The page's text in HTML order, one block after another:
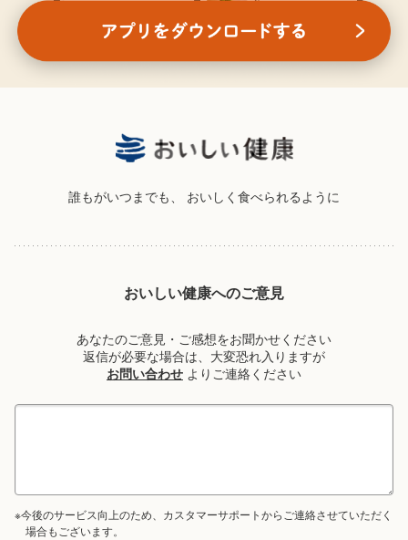
誰もがいつまでも、 おいしく食べられるように
おいしい健康へのご意見
あなたのご意見・ご感想をお聞かせください
返信が必要な場合は、大変恐れ入りますが
お問い合わせ よりご連絡ください
※今後のサービス向上のため、カスタマーサポートからご連絡させていただく
場合もございます。